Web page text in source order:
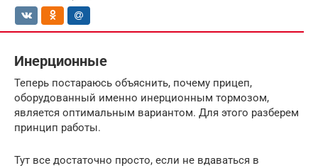
Инерционные
Теперь постараюсь объяснить, почему прицеп,
оборудованный именно инерционным тормозом,
является оптимальным вариантом. Для этого разберем
принцип работы.
Тут все достаточно просто, если не вдаваться в